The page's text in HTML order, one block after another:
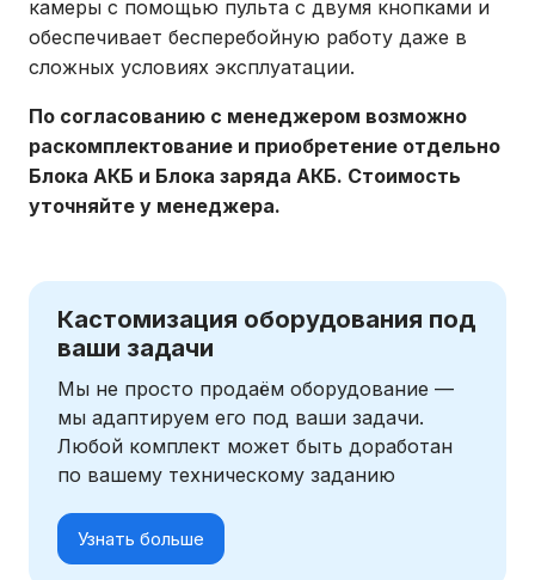
камеры с помощью пульта с двумя кнопками и
обеспечивает бесперебойную работу даже в
сложных условиях эксплуатации.
По согласованию с менеджером возможно
раскомплектование и приобретение отдельно
Блока АКБ и Блока заряда АКБ. Стоимость
уточняйте у менеджера.
Кастомизация оборудования под
ваши задачи
Мы не просто продаём оборудование —
мы адаптируем его под ваши задачи.
Любой комплект может быть доработан
по вашему техническому заданию
Узнать больше